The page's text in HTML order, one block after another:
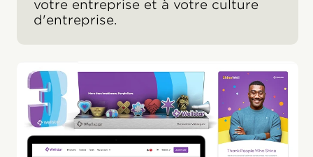
votre entreprise et à votre culture
d'entreprise.